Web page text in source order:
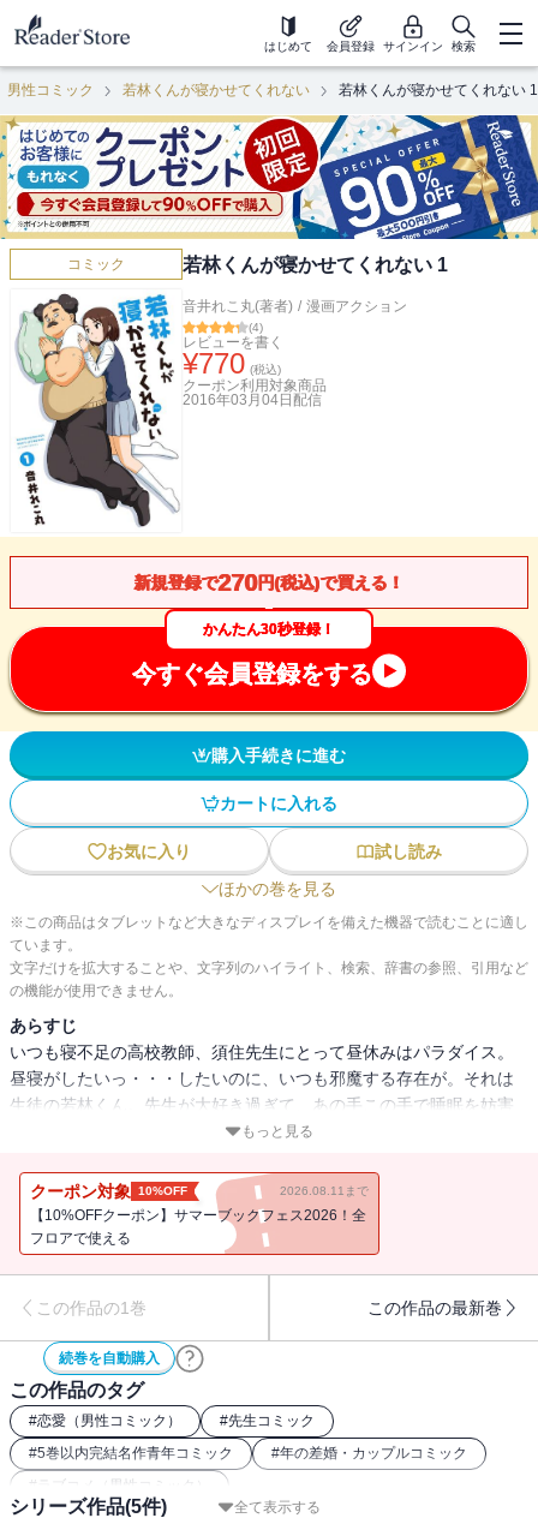
はじめて 会員登録 サインイン 検索
男性コミック 若林くんが寝かせてくれない 若林くんが寝かせてくれない 1
コミック 若林くんが寝かせてくれない 1
音井れこ丸(著者) / 漫画アクション
(4)
レビューを書く
¥770 (税込)
クーポン利用対象商品
2016年03月04日 配信
新規登録で270円(税込)で買える！
かんたん30秒登録！
今すぐ会員登録をする
購入手続きに進む
カートに入れる
お気に入り
試し読み
ほかの巻を見る
※この商品はタブレットなど大きなディスプレイを備えた機器で読むことに適し
ています。
文字だけを拡大することや、文字列のハイライト、検索、辞書の参照、引用など
の機能が使用できません。
あらすじ
いつも寝不足の高校教師、須住先生にとって昼休みはパラダイス。
昼寝がしたいっ・・・したいのに、いつも邪魔する存在が。それは
生徒の若林くん。先生が大好き過ぎて、あの手この手で睡眠を妨害
したりしなかったりする若林くんの魔の手を逃れ、須住先生に安眠
もっと見る
クーポン対象 10%OFF 2026.08.11まで
【10%OFFクーポン】サマーブックフェス2026！全
フロアで使える
この作品の1巻 この作品の最新巻
続巻を自動購入
この作品のタグ
#恋愛（男性コミック） #先生コミック
#5巻以内完結名作青年コミック #年の差婚・カップルコミック
# ラブコメ（男性コミック）
全て表示する
シリーズ作品(5件)